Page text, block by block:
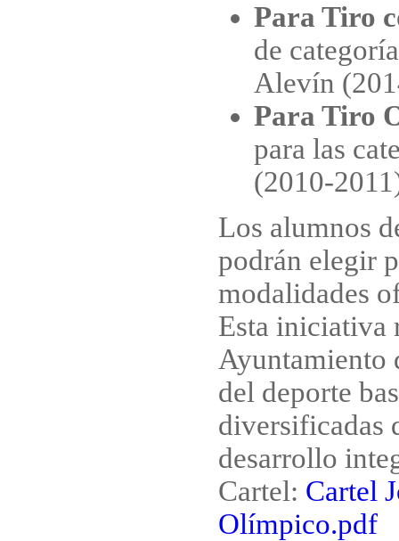
Para Tiro
de
Alevín
Para Tiro
para las
(2010-
Los alumnos
podrán elegir
modalidades
Esta iniciativa
Ayuntamiento
del deporte
diversificadas
desarrollo
Cartel: Cartel
Olímpico.pdf